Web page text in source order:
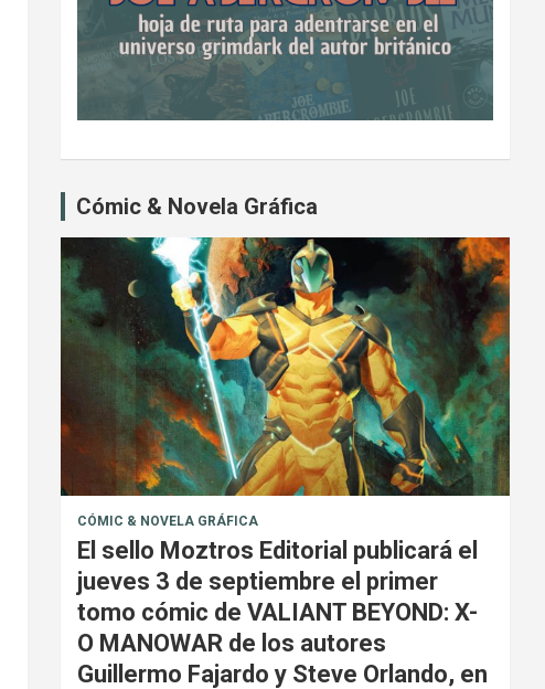
Cómic & Novela Gráfica
CÓMIC & NOVELA GRÁFICA
El sello Moztros Editorial publicará el
jueves 3 de septiembre el primer
tomo cómic de VALIANT BEYOND: X-
O MANOWAR de los autores
Guillermo Fajardo y Steve Orlando, en